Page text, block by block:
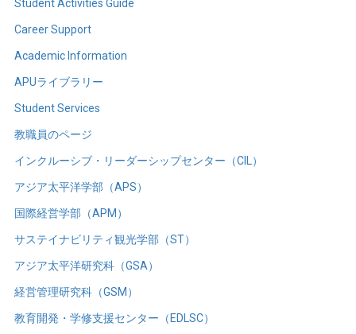
Student Activities Guide
Career Support
Academic Information
APUライブラリー
Student Services
教職員のページ
インクルーシブ・リーダーシップセンター（CIL）
アジア太平洋学部（APS）
国際経営学部（APM）
サステイナビリティ観光学部（ST）
アジア太平洋研究科（GSA）
経営管理研究科（GSM）
教育開発・学修支援センター（EDLSC）